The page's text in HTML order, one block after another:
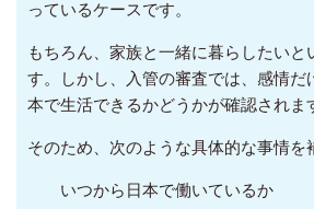
っているケースです。
もちろん、家族と一緒に暮らしたいと
す。しかし、入管の審査では、感情だ
本で生活できるかどうかが確認されま
そのため、次のような具体的な事情を
いつから日本で働いているか